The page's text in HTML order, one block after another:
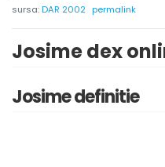
sursa:DAR 2002 permalink
Josime dex
Josime definitie